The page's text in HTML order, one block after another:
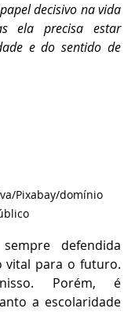
decisivo na vida
ela precisa estar
e do sentido de
Pixabay/domínio
defendida
vital para o futuro.
Porém, é
a escolaridade